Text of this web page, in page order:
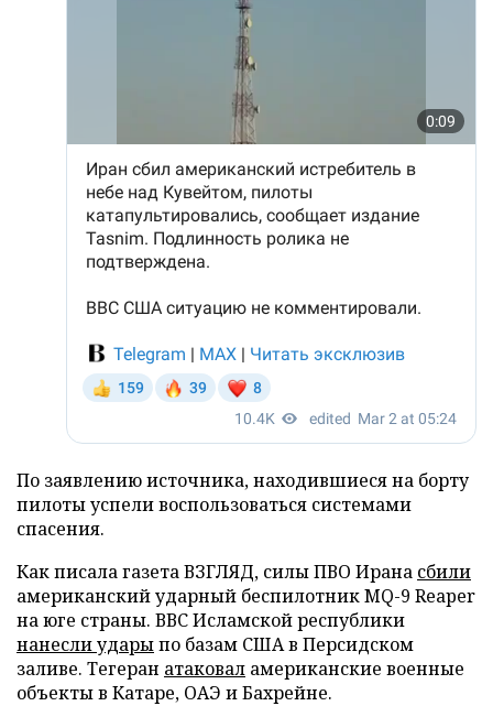
По заявлению источника, находившиеся на борту
пилоты успели воспользоваться системами
спасения.
Как писала газета ВЗГЛЯД, силы ПВО Ирана сбили
американский ударный беспилотник MQ-9 Reaper
на юге страны. ВВС Исламской республики
нанесли ударыпо базам США в Персидском
заливе. Тегеран атаковал американские военные
объекты в Катаре, ОАЭ и Бахрейне.